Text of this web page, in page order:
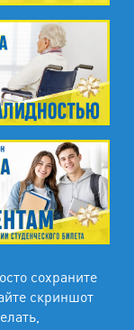
сохраните
скриншот